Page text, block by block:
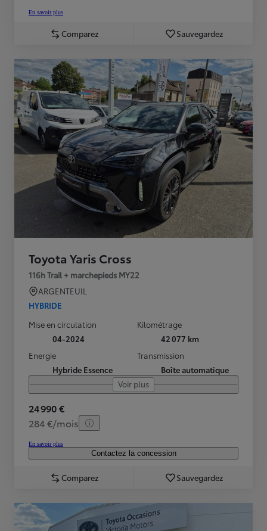
En savoir plus
Comparez Sauvegardez
Toyota Yaris Cross
116h Trail + marchepieds MY22
ARGENTEUIL
HYBRIDE
Mise en circulation
04-2024
Kilométrage
42 077 km
Energie
Hybride Essence
Transmission
Boîte automatique
Voir plus
24 990 €
284 €/mois
En savoir plus
Contactez la concession
Comparez Sauvegardez